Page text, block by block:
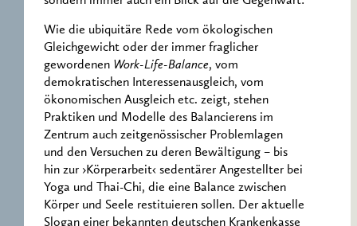
Wie die ubiquitäre Rede vom ökologischen
Gleichgewicht oder der immer fraglicher
gewordenen Work-Life-Balance, vom
demokratischen Interessenausgleich, vom
ökonomischen Ausgleich etc. zeigt, stehen
Praktiken und Modelle des Balancierens im
Zentrum auch zeitgenössischer Problemlagen
und den Versuchen zu deren Bewältigung – bis
hin zur ›Körperarbeit‹ sedentärer Angestellter bei
Yoga und Thai-Chi, die eine Balance zwischen
Körper und Seele restituieren sollen. Der aktuelle
Slogan einer bekannten deutschen Krankenkasse